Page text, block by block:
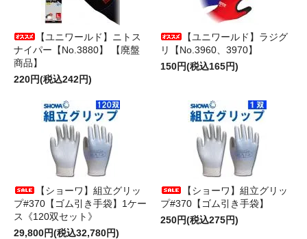
【ユニワールド】ニトス
ナイパー【No.3880】 【廃盤
商品】
220円(税込242円)
【ユニワールド】ラジグ
リ【No.3960、3970】
150円(税込165円)
【ショーワ】組立グリッ
プ#370【ゴム引き手袋】1ケー
ス《120双セット》
29,800円(税込32,780円)
【ショーワ】組立グリッ
プ#370【ゴム引き手袋】
250円(税込275円)